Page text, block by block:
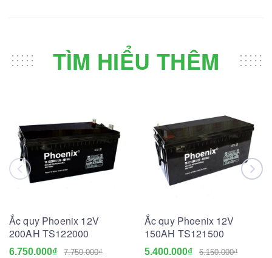
TÌM HIỂU THÊM
Ắc quy Phoenix 12V
200AH TS122000
6.750.000₫ 7.750.000₫
Ắc quy Phoenix 12V
150AH TS121500
5.400.000₫ 6.150.000₫